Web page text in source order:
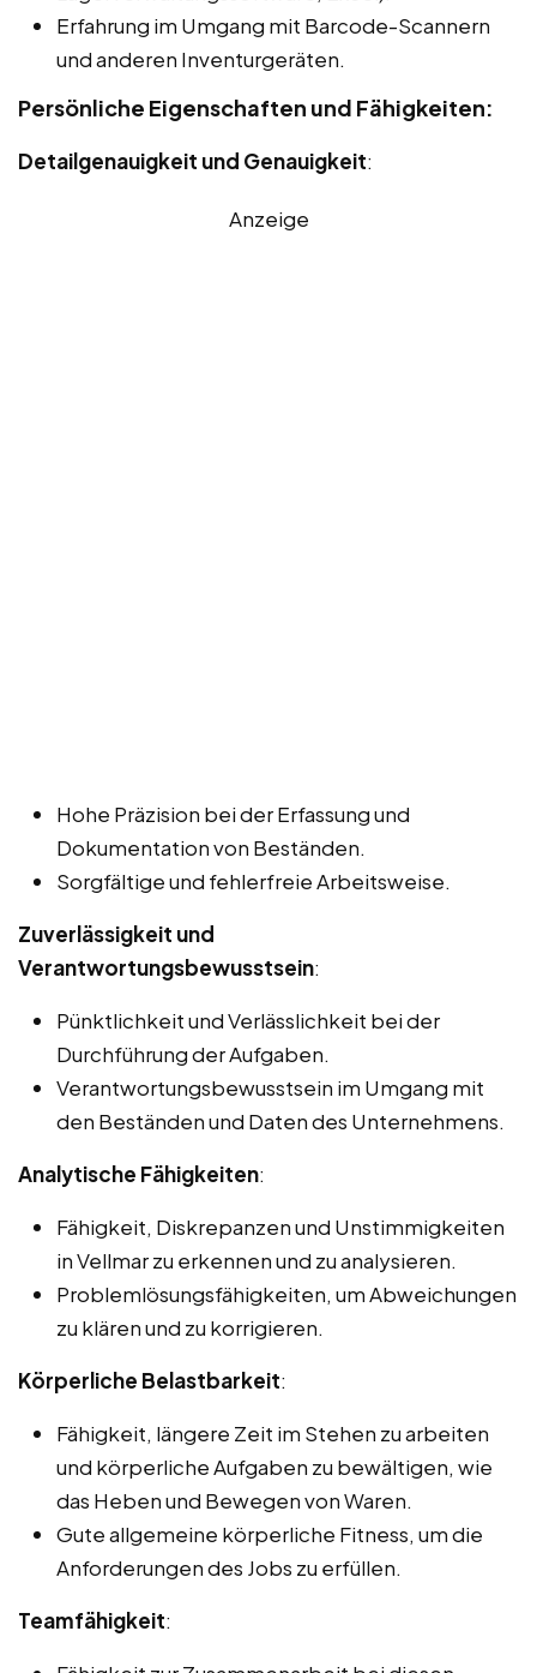
Erfahrung im Umgang mit Barcode-Scannern
und anderen Inventurgeräten.
Persönliche Eigenschaften und Fähigkeiten:
Detailgenauigkeit und Genauigkeit:
Anzeige
Hohe Präzision bei der Erfassung und
Dokumentation von Beständen.
Sorgfältige und fehlerfreie Arbeitsweise.
Zuverlässigkeit und
Verantwortungsbewusstsein:
Pünktlichkeit und Verlässlichkeit bei der
Durchführung der Aufgaben.
Verantwortungsbewusstsein im Umgang mit
den Beständen und Daten des Unternehmens.
Analytische Fähigkeiten:
Fähigkeit, Diskrepanzen und Unstimmigkeiten
in Vellmar zu erkennen und zu analysieren.
Problemlösungsfähigkeiten, um Abweichungen
zu klären und zu korrigieren.
Körperliche Belastbarkeit:
Fähigkeit, längere Zeit im Stehen zu arbeiten
und körperliche Aufgaben zu bewältigen, wie
das Heben und Bewegen von Waren.
Gute allgemeine körperliche Fitness, um die
Anforderungen des Jobs zu erfüllen.
Teamfähigkeit: